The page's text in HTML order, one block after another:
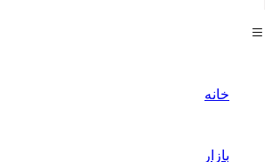
خانه
بازار